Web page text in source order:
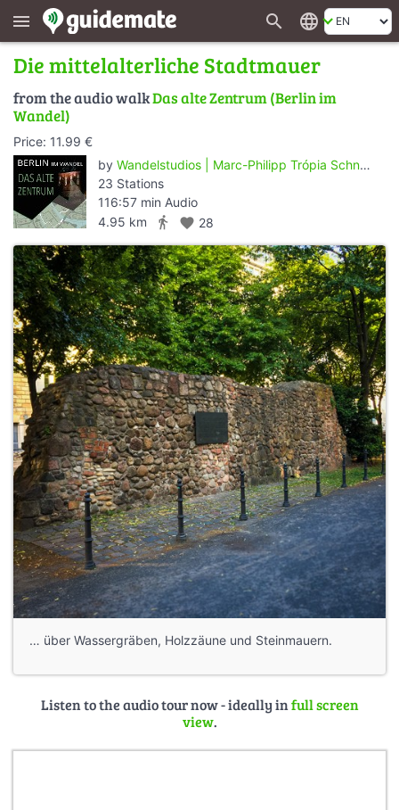
menu search language
Die mittelalterliche Stadtmauer
from the audio walkDas alte Zentrum (Berlin im
Wandel)
Price: 11.99 €
by Wandelstudios | Marc-Philipp Trópia Schneider
23 Stations
116:57 min Audio
4.95 km
directions_walk favorite 28
… über Wassergräben, Holzzäune und Steinmauern.
Listen to the audio tour now - ideally infull screen
view.